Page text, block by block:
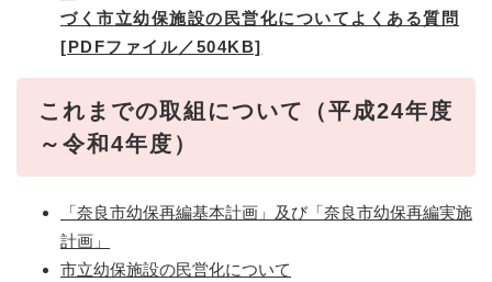
づく市立幼保施設の民営化についてよくある質問
[PDFファイル／504KB]
これまでの取組について（平成24年度
～令和4年度）
「奈良市幼保再編基本計画」及び「奈良市幼保再編実施
計画」
市立幼保施設の民営化について